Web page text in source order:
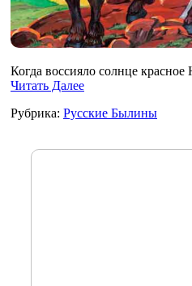
Когда воссияло солнце
Читать Далее
Рубрика: Русские Былины